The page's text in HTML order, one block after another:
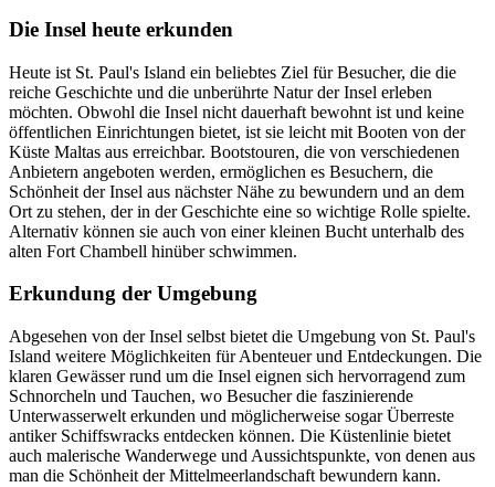
Die Insel heute erkunden
Heute ist St. Paul's Island ein beliebtes Ziel für Besucher, die die
reiche Geschichte und die unberührte Natur der Insel erleben
möchten. Obwohl die Insel nicht dauerhaft bewohnt ist und keine
öffentlichen Einrichtungen bietet, ist sie leicht mit Booten von der
Küste Maltas aus erreichbar. Bootstouren, die von verschiedenen
Anbietern angeboten werden, ermöglichen es Besuchern, die
Schönheit der Insel aus nächster Nähe zu bewundern und an dem
Ort zu stehen, der in der Geschichte eine so wichtige Rolle spielte.
Alternativ können sie auch von einer kleinen Bucht unterhalb des
alten Fort Chambell hinüber schwimmen.
Erkundung der Umgebung
Abgesehen von der Insel selbst bietet die Umgebung von St. Paul's
Island weitere Möglichkeiten für Abenteuer und Entdeckungen. Die
klaren Gewässer rund um die Insel eignen sich hervorragend zum
Schnorcheln und Tauchen, wo Besucher die faszinierende
Unterwasserwelt erkunden und möglicherweise sogar Überreste
antiker Schiffswracks entdecken können. Die Küstenlinie bietet
auch malerische Wanderwege und Aussichtspunkte, von denen aus
man die Schönheit der Mittelmeerlandschaft bewundern kann.